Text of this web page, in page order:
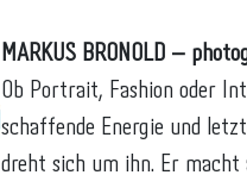
MARKUS BRONOLD –
Ob Portrait, Fashion oder
schaffende Energie und
dreht sich um ihn. Er